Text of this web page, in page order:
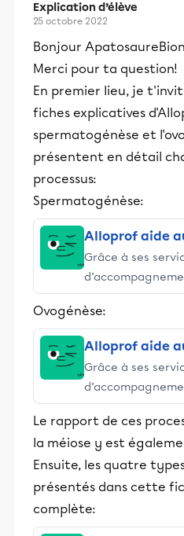
Explication d’élève
25 octobre 2022
Bonjour
Merci pour ta question!
En premier lieu, je
fiches explicatives
spermatogénèse et
présentent en détail
processus:
Spermatogénèse:
Alloprof aide
Grâce à ses
stimulants,
et leurs parents
Ovogénèse:
Alloprof aide
Grâce à ses
stimulants,
et leurs parents
éducative.
Le rapport de ces
la méiose y est
Ensuite, les quatre
présentés dans cette
complète: